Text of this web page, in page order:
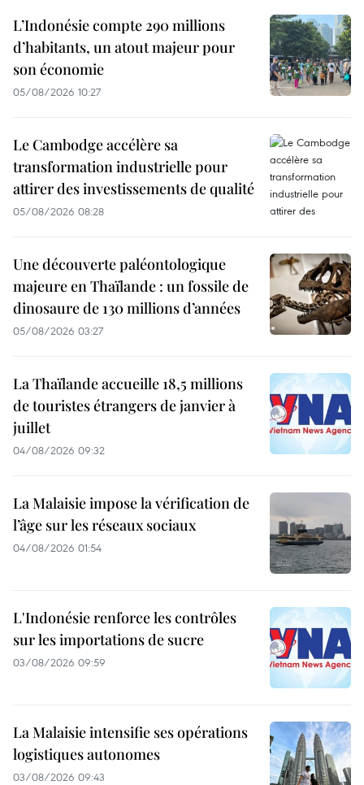
L’Indonésie compte 290 millions
d’habitants, un atout majeur pour
son économie
05/08/2026 10:27
Le Cambodge accélère sa
transformation industrielle pour
attirer des investissements de qualité
05/08/2026 08:28
Une découverte paléontologique
majeure en Thaïlande : un fossile de
dinosaure de 130 millions d’années
05/08/2026 03:27
La Thaïlande accueille 18,5 millions
de touristes étrangers de janvier à
juillet
04/08/2026 09:32
La Malaisie impose la vérification de
l’âge sur les réseaux sociaux
04/08/2026 01:54
L'Indonésie renforce les contrôles
sur les importations de sucre
03/08/2026 09:59
La Malaisie intensifie ses opérations
logistiques autonomes
03/08/2026 09:43